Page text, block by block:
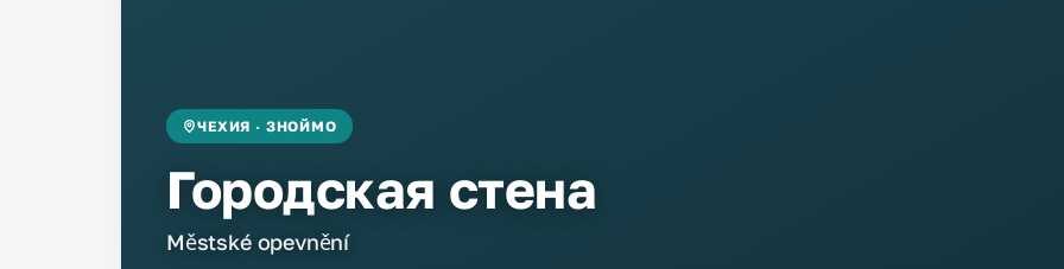
ЧЕХИЯ · ЗНОЙМО
Городская стена
Městské opevnění